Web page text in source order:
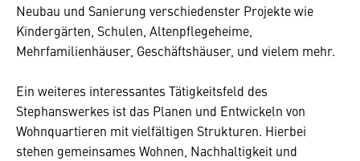
Neubau und Sanierung verschiedenster Projekte wie
Kindergärten, Schulen, Altenpflegeheime,
Mehrfamilienhäuser, Geschäftshäuser, und vielem mehr.
Ein weiteres interessantes Tätigkeitsfeld des
Stephanswerkes ist das Planen und Entwickeln von
Wohnquartieren mit vielfältigen Strukturen. Hierbei
stehen gemeinsames Wohnen, Nachhaltigkeit und